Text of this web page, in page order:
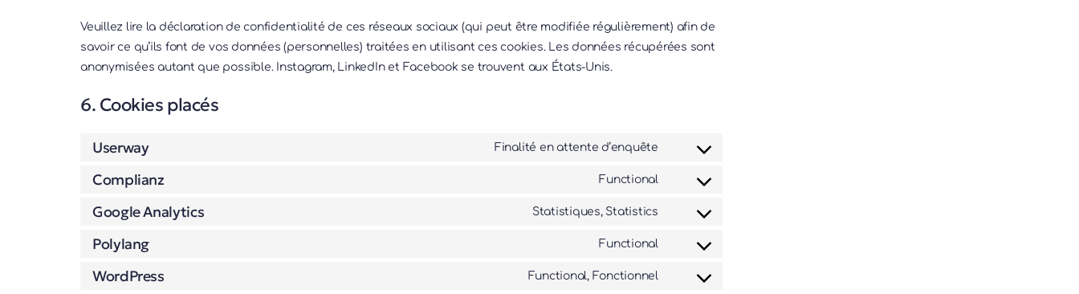
Veuillez lire la déclaration de confidentialité de ces réseaux sociaux (qui peut être modifiée régulièrement) afin de
savoir ce qu’ils font de vos données (personnelles) traitées en utilisant ces cookies. Les données récupérées sont
anonymisées autant que possible. Instagram, LinkedIn et Facebook se trouvent aux États-Unis.
6. Cookies placés
Userway Finalité en attente d’enquête
Consent
userway
Complianz Functional
Consent
complianz
Google Analytics Statistiques, Statistics
Consent
google-
Polylang Functional
Consent
WordPress Functional, Fonctionnel
Consent